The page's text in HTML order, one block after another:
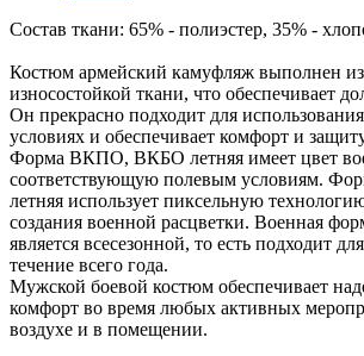
Состав ткани: 65% - полиэстер, 35% -
Костюм армейский камуфляж выполнен
износостойкой ткани, что обеспечивает
Он прекрасно подходит для
условиях и обеспечивает комфорт и
Форма ВКПО, ВКБО летняя имеет цвет
соответствующую полевым условиям.
летняя использует пиксельную
создания военной расцветки. Военная
является всесезонной, то есть подходит
течение всего года.
Мужской боевой костюм обеспечивает
комфорт во время любых активных
воздухе и в помещении.